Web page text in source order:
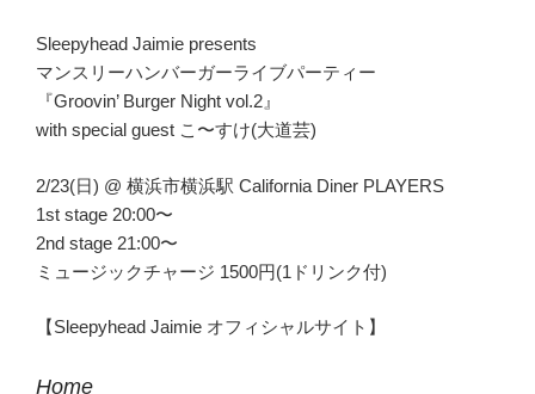
Sleepyhead Jaimie presents
マンスリーハンバーガーライブパーティー
『Groovin’ Burger Night vol.2』
with special guest こ〜すけ(大道芸)
2/23(日) @ 横浜市横浜駅 California Diner PLAYERS
1st stage 20:00〜
2nd stage 21:00〜
ミュージックチャージ 1500円(1ドリンク付)
【Sleepyhead Jaimie オフィシャルサイト】
Home